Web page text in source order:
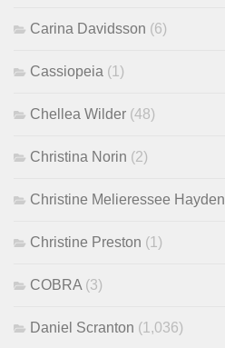
Carina Davidsson (6)
Cassiopeia (1)
Chellea Wilder (48)
Christina Norin (2)
Christine Melieressee Hayden
Christine Preston (1)
COBRA(3)
Daniel Scranton (1,036)